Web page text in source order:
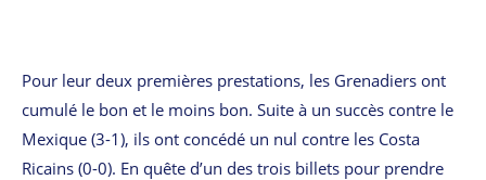
Pour leur deux premières prestations, les Grenadiers ont
cumulé le bon et le moins bon. Suite à un succès contre le
Mexique (3-1), ils ont concédé un nul contre les Costa
Ricains (0-0). En quête d’un des trois billets pour prendre